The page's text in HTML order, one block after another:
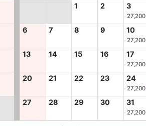
1
2 3
27,200
6 7 8 9 10
27,200
13 14 15 16 17
27,200
20 21 22 23 24
27,200
27 28 29 30 31
27,200